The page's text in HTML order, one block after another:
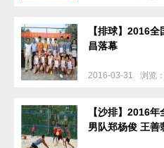
【排球】2016
昌落幕
2016-03-31 浏览
【沙排】2016
男队郑杨俊 王善